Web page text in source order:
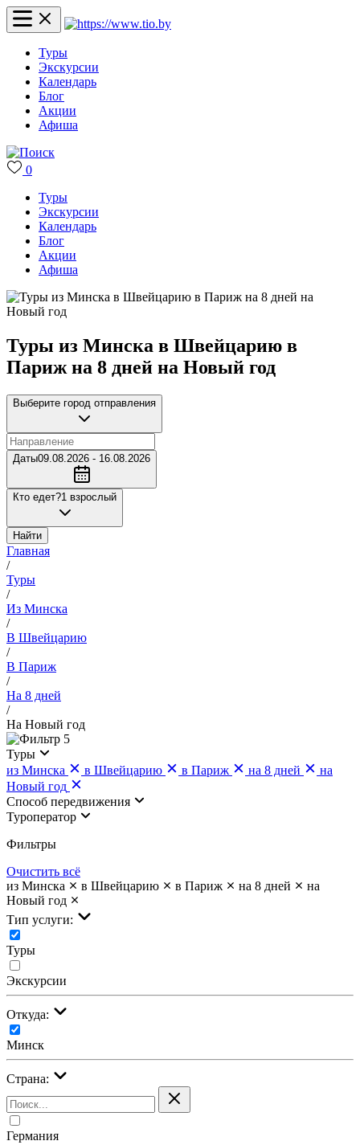
Туры
Экскурсии
Календарь
Блог
Акции
Афиша
0
Туры
Экскурсии
Календарь
Блог
Акции
Афиша
Туры из Минска в Швейцарию в
Париж на 8 дней на Новый год
Выберите город отправления
Даты09.08.2026 - 16.08.2026
Кто едет?1 взрослый
Найти
Главная
/
Туры
/
Из Минска
/
В Швейцарию
/
В Париж
/
На 8 дней
/
На Новый год
5
Туры
из Минска
в Швейцарию в Париж на 8 дней
на
Новый год
Cпособ передвижения
Туроператор
Фильтры
Очистить всё
из Минска
в Швейцарию в Париж на 8 дней
на
Новый год
Тип услуги:
Туры
Экскурсии
Откуда:
Минск
Страна:
Германия